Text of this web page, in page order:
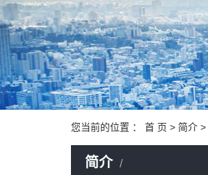
您当前的位置 ： 首 页 > 简介 >
简介